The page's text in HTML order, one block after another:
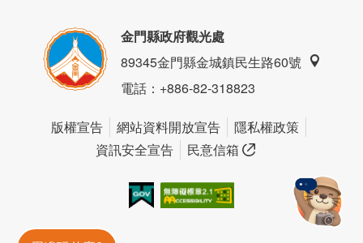
金門縣政府觀光處
89345金門縣金城鎮民生路60號
電話：+886-82-318823
版權宣告 網站資料開放宣告
隱私權政策
資訊安全宣告
民意信箱